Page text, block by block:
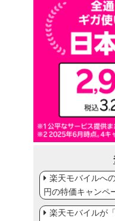
楽天モバイルへ
円の特価キャンペ
楽天モバイルが